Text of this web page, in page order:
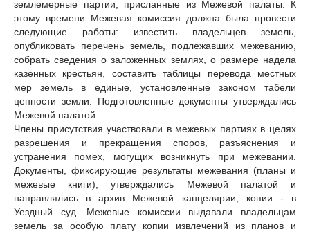
землемерные партии, присланные из Межевой палаты. К
этому времени Межевая комиссия должна была провести
следующие работы: известить владельцев земель,
опубликовать перечень земель, подлежавших межеванию,
собрать сведения о заложенных землях, о размере надела
казенных крестьян, составить таблицы перевода местных
мер земель в единые, установленные законом табели
ценности земли. Подготовленные документы утверждались
Межевой палатой.
Члены присутствия участвовали в межевых партиях в целях
разрешения и прекращения споров, разъяснения и
устранения помех, могущих возникнуть при межевании.
Документы, фиксирующие результаты межевания (планы и
межевые книги), утверждались Межевой палатой и
направлялись в архив Межевой канцелярии, копии - в
Уездный суд. Межевые комиссии выдавали владельцам
земель за особую плату копии извлечений из планов и